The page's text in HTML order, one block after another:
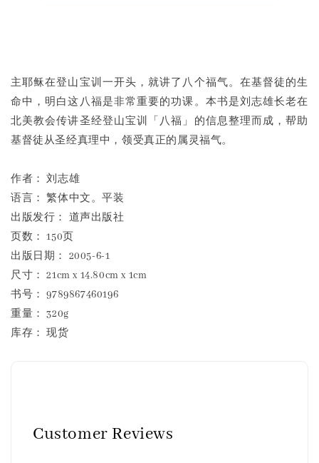
主耶稣在登山宝训一开头，就讲了八个福气。在基督徒的生
命中，明白这八福是非常重要的功课。本书是刘志雄长老在
北美教会传讲圣经登山宝训「八福」的信息整理而成，帮助
基督徒从圣经真理中，领受真正的属灵福气。
作者： 刘志雄
语言： 繁体中文。平装
出版发行： 道声出版社
页数： 150页
出版日期： 2005-6-1
尺寸： 21cm x 14.80cm x 1cm
书号： 9789867460196
重量： 320g
库存： 现货
Customer Reviews